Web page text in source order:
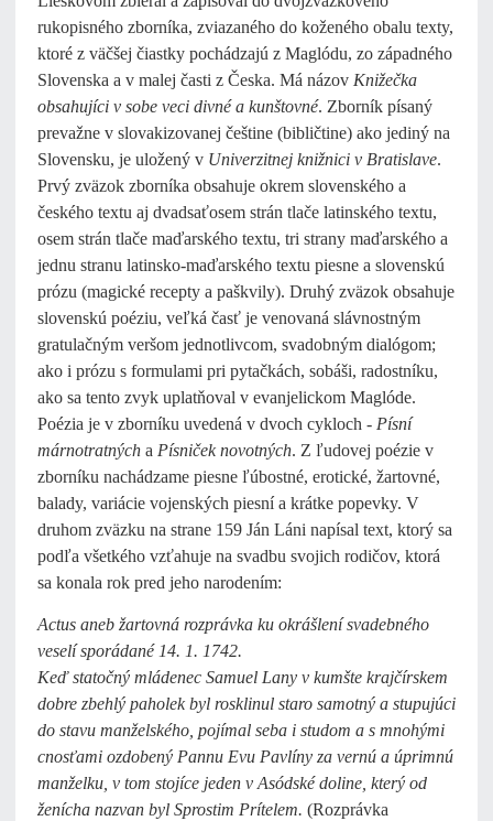
rukopisného zborníka, zviazaného do koženého obalu texty,
ktoré z väčšej čiastky pochádzajú z Maglódu, zo západného
Slovenska a v malej časti z Česka. Má názov Knižečka
obsahujíci v sobe veci divné a kunštovné. Zborník písaný
prevažne v slovakizovanej češtine (bibličtine) ako jediný na
Slovensku, je uložený v Univerzitnej knižnici v Bratislave.
Prvý zväzok zborníka obsahuje okrem slovenského a
českého textu aj dvadsaťosem strán tlače latinského textu,
osem strán tlače maďarského textu, tri strany maďarského a
jednu stranu latinsko-maďarského textu piesne a slovenskú
prózu (magické recepty a paškvily). Druhý zväzok obsahuje
slovenskú poéziu, veľká časť je venovaná slávnostným
gratulačným veršom jednotlivcom, svadobným dialógom;
ako i prózu s formulami pri pytačkách, sobáši, radostníku,
ako sa tento zvyk uplatňoval v evanjelickom Maglóde.
Poézia je v zborníku uvedená v dvoch cykloch - Písní
márnotratných a Písniček novotných. Z ľudovej poézie v
zborníku nachádzame piesne ľúbostné, erotické, žartovné,
balady, variácie vojenských piesní a krátke popevky. V
druhom zväzku na strane 159 Ján Láni napísal text, ktorý sa
podľa všetkého vzťahuje na svadbu svojich rodičov, ktorá
sa konala rok pred jeho narodením:
Actus aneb žartovná rozprávka ku okrášlení svadebného
veselí sporádané 14. 1. 1742.
Keď statočný mládenec Samuel Lany v kumšte krajčírskem
dobre zbehlý paholek byl rosklinul staro samotný a stupujúci
do stavu manželského, pojímal seba i studom a s mnohými
cnosťami ozdobený Pannu Evu Pavlíny za vernú a úprimnú
manželku, v tom stojíce jeden v Asódské doline, který od
ženícha nazvan byl Sprostim Prítelem. (Rozprávka